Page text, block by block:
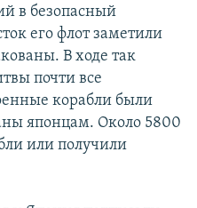
в безопасный
его флот заметили
В ходе так
почти все
корабли были
японцам. Около 5800
или получили